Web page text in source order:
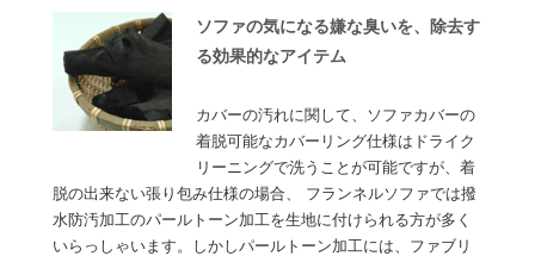
ソファの気になる嫌な臭いを、除去す
る効果的なアイテム
カバーの汚れに関して、ソファカバーの
着脱可能なカバーリング仕様はドライク
リーニングで洗うことが可能ですが、着
脱の出来ない張り包み仕様の場合、 フランネルソファでは撥
水防汚加工のパールトーン加工を生地に付けられる方が多く
いらっしゃいます。しかしパールトーン加工には、ファブリ